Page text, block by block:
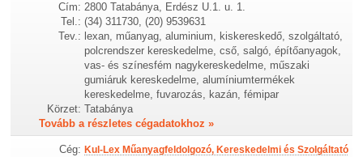
Cím: 2800 Tatabánya, Erdész U.1. u. 1.
Tel.: (34) 311730, (20) 9539631
Tev.: lexan, műanyag, aluminium, kiskereskedő, szolgáltató,
polcrendszer kereskedelme, cső, salgó, építőanyagok,
vas- és színesfém nagykereskedelme, műszaki
gumiáruk kereskedelme, alumíniumtermékek
kereskedelme, fuvarozás, kazán, fémipar
Körzet: Tatabánya
Tovább a részletes cégadatokhoz »
Cég: Kul-Lex Műanyagfeldolgozó, Kereskedelmi és Szolgáltató